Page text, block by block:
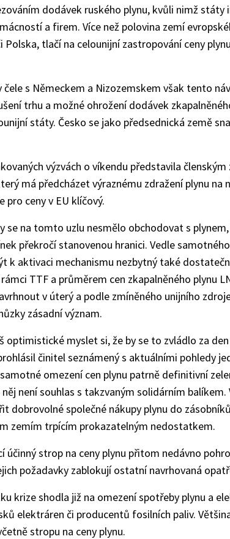
dodávek ruského plynu, kvůli nimž státy
a firem. Více než polovina zemí
Polska, tlačí na celounijní zastropování ceny
s Německem a Nizozemskem však tento
trhu a možné ohrožení dodávek
státy. Česko se jako předsednická země
výzvách o víkendu představila
má předcházet výraznému zdražení plynu na
pro ceny v EU klíčový.
se na tomto uzlu nesmělo obchodovat s
překročí stanovenou hranici. Vedle
k aktivaci mechanismu nezbytný také
TTF a průměrem cen zkapalněného plynu
v úterý a podle zmíněného unijního
zásadní význam.
optimistické myslet si, že by se to zvládlo za
činitel seznámený s aktuálními pohledy
omezení cen plynu patrně definitivní
není souhlas s takzvaným solidárním balíkem.
dobrovolné společné nákupy plynu do
zemím trpícím prokazatelným nedostatkem.
účinný strop na ceny plynu přitom nedávno
požadavky zablokují ostatní navrhovaná
krize shodla již na omezení spotřeby plynu a
elektráren či producentů fosilních paliv.
stropu na ceny plynu.